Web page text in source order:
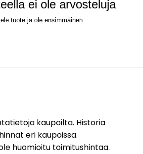
ei ole arvosteluja
tuote ja ole ensimmäinen
kaupoilta. Historia
eri kaupoissa.
huomioitu toimitushintaa.